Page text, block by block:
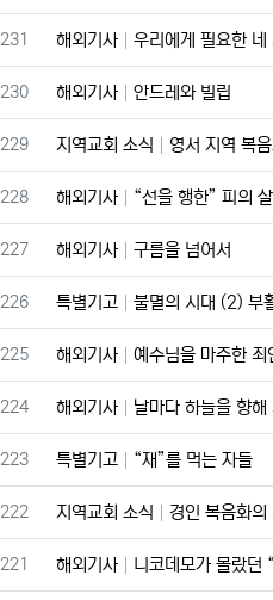
번호
231 해외기사 우리에게 필요한 네
번호
230 해외기사 안드레와 빌립
번호
229 지역교회 소식 영서 지역 복
번호
228 해외기사 “선을 행한” 피의
번호
227 해외기사 구름을 넘어서
번호
226 특별기고 불멸의 시대 (2) 부
번호
225 해외기사 예수님을 마주한 죄
번호
224 해외기사 날마다 하늘을 향해
번호
223 특별기고 “재”를 먹는 자들
번호
222 지역교회 소식 경인 복음화의
번호
221 해외기사 니코데모가 몰랐던